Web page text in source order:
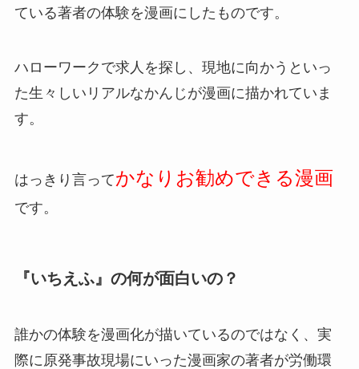
ている著者の体験を漫画にしたものです。
ハローワークで求人を探し、現地に向かうといっ
た生々しいリアルなかんじが漫画に描かれていま
す。
はっきり言ってかなりお勧めできる漫画
です。
『いちえふ』の何が面白いの？
誰かの体験を漫画化が描いているのではなく、実
際に原発事故現場にいった漫画家の著者が労働環